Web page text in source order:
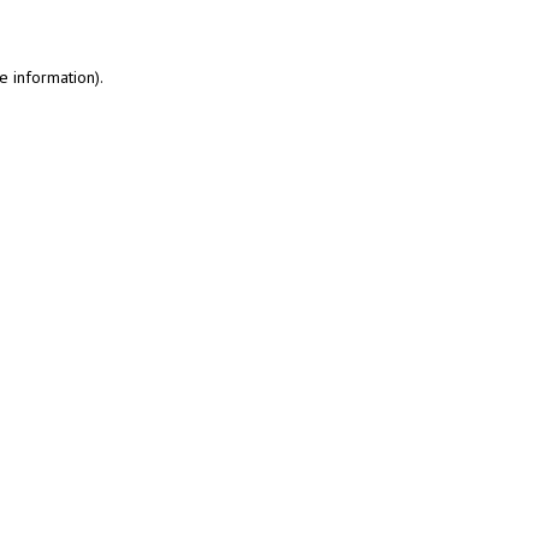
information).